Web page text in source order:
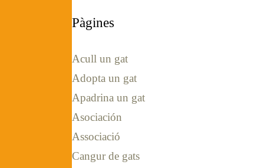
Pàgines
Acull un gat
Adopta un gat
Apadrina un gat
Asociación
Associació
Cangur de gats